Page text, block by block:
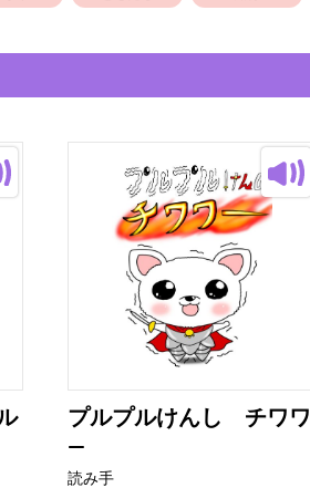
プルプルけんし チワワ
―
読み手